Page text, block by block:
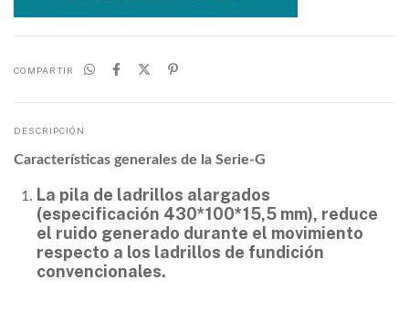
COMPARTIR
DESCRIPCIÓN
Características generales de la Serie-G
La pila de ladrillos alargados
(especificación 430*100*15,5 mm), reduce
el ruido generado durante el movimiento
respecto a los ladrillos de fundición
convencionales.